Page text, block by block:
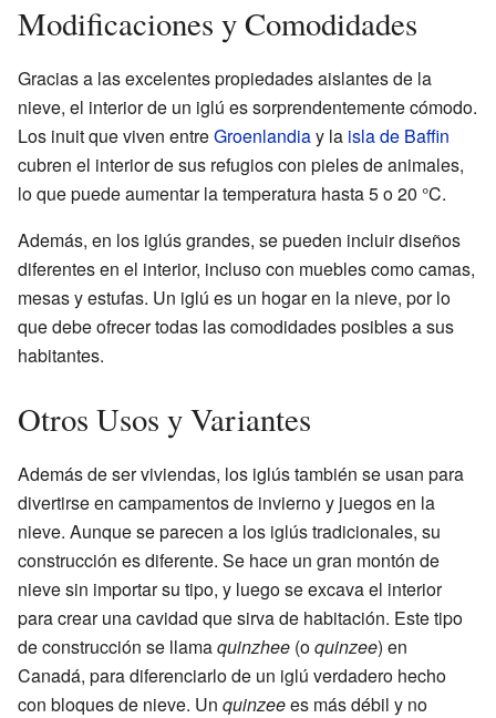
Modificaciones y Comodidades
Gracias a las excelentes propiedades aislantes de la
nieve, el interior de un iglú es sorprendentemente cómodo.
Los inuit que viven entreGroenlandiay la isla de Baffin
cubren el interior de sus refugios con pieles de animales,
lo que puede aumentar la temperatura hasta 5 o 20 °C.
Además, en los iglús grandes, se pueden incluir diseños
diferentes en el interior, incluso con muebles como camas,
mesas y estufas. Un iglú es un hogar en la nieve, por lo
que debe ofrecer todas las comodidades posibles a sus
habitantes.
Otros Usos y Variantes
Además de ser viviendas, los iglús también se usan para
divertirse en campamentos de invierno y juegos en la
nieve. Aunque se parecen a los iglús tradicionales, su
construcción es diferente. Se hace un gran montón de
nieve sin importar su tipo, y luego se excava el interior
para crear una cavidad que sirva de habitación. Este tipo
de construcción se llamaquinzhee (oquinzee) en
Canadá, para diferenciarlo de un iglú verdadero hecho
con bloques de nieve. Un quinzeees más débil y no